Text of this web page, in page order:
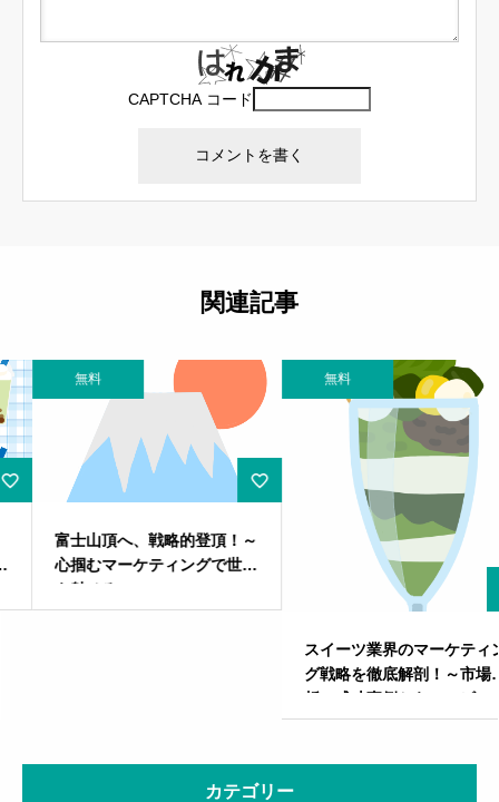
CAPTCHA コード
関連記事
富士山頂へ、戦略的登頂！～
心掴むマーケティングで世界
を魅せろ～
スイーツ業界のマーケティン
グ戦略を徹底解剖！～市場分
析・成功事例からコンビニス
イーツの課題まで～
カテゴリー